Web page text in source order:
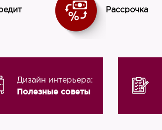
Рассрочка
Дизайн интерьера:
Полезные советы